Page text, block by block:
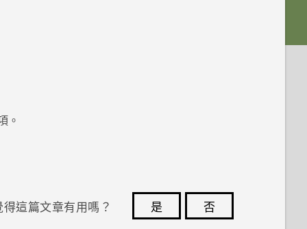
。
得這篇文章有用嗎？ 是
否